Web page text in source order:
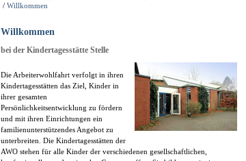
/ Willkommen
Willkommen
bei der Kindertagesstätte Stelle
Die Arbeiterwohlfahrt verfolgt in ihren
Kindertagesstätten das Ziel, Kinder in
ihrer gesamten
Persönlichkeitsentwicklung zu fördern
und mit ihren Einrichtungen ein
familienunterstützendes Angebot zu
unterbreiten. Die Kindertagesstätten der
AWO stehen für alle Kinder der verschiedenen gesellschaftlichen,